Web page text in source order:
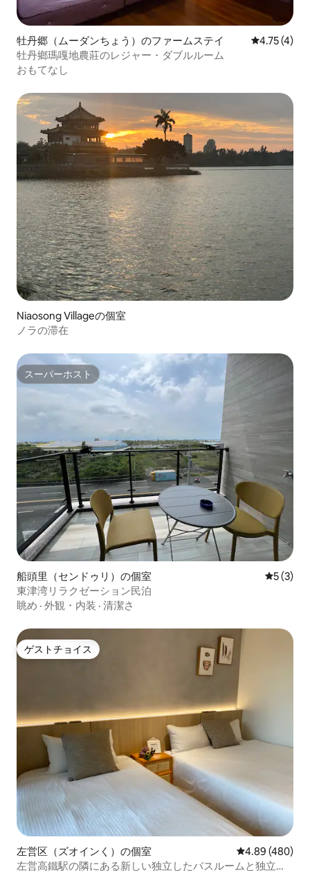
牡丹郷（ムーダンちょう）のファームステイ レビュー4
4.75 (4)
牡丹鄉瑪嘎地農莊のレジャー・ダブルルーム
おもてなし
Niaosong Villageの個室
ノラの滞在
スーパーホスト
スーパーホスト
船頭里（センドゥリ）の個室 レビュー
5 (3)
東津湾リラクゼーション民泊
眺め · 外観・内装 · 清潔さ
ゲストチョイス
ゲストチョイス
左営区（ズオインく）の個室 レビュー480
4.89 (480)
左営高鐵駅の隣にある新しい独立したバスルームと独立し